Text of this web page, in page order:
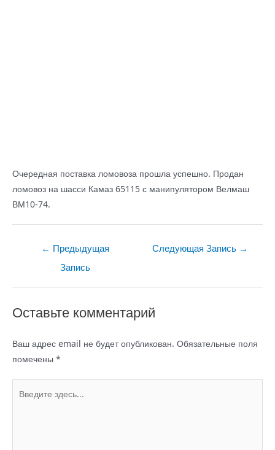
Очередная поставка ломовоза прошла успешно. Продан
ломовоз на шасси Камаз 65115 с манипулятором Велмаш
ВМ10-74.
Навигация
← Предыдущая
Запись
Следующая Запись →
Оставьте комментарий
Ваш адрес email не будет опубликован. Обязательные поля
помечены *
здесь...